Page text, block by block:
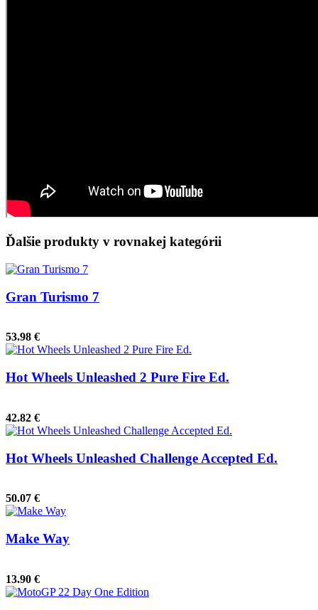
Ďalšie produkty v rovnakej kategórii
Gran Turismo 7
53.98 €
Hot Wheels Unleashed 2 Pure Fire Ed.
42.82 €
Hot Wheels Unleashed Challenge Accepted Ed.
50.07 €
Make Way
13.90 €